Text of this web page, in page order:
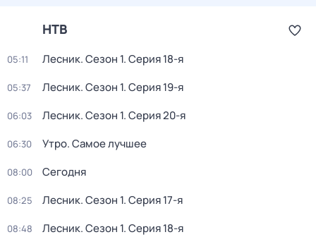
НТВ
05:11 Лесник. Сезон 1. Серия 18-я
05:37 Лесник. Сезон 1. Серия 19-я
06:03 Лесник. Сезон 1. Серия 20-я
06:30 Утро. Самое лучшее
08:00 Сегодня
08:25 Лесник. Сезон 1. Серия 17-я
08:48 Лесник. Сезон 1. Серия 18-я